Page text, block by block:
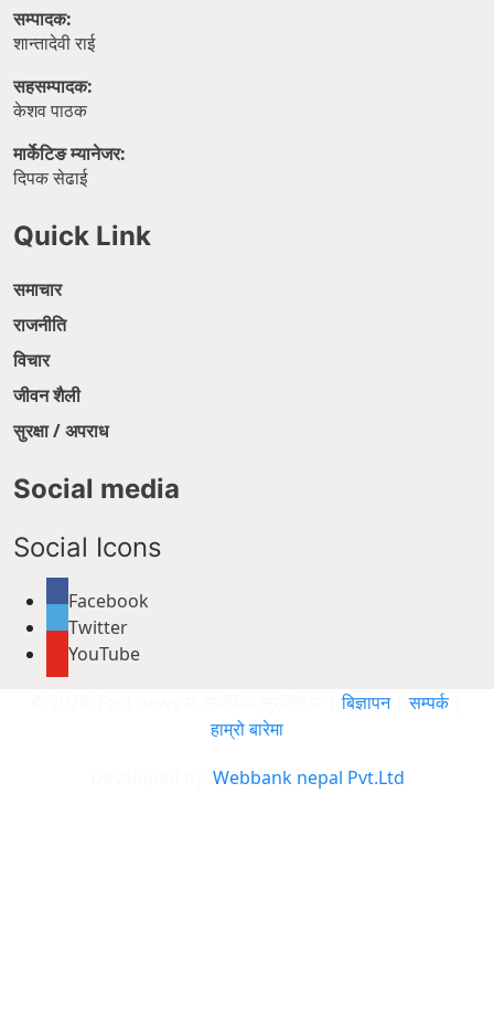
सम्पादक:
शान्तादेवी राई
सहसम्पादक:
केशव पाठक
मार्केटिङ म्यानेजर:
दिपक सेढाई
Quick Link
समाचार
राजनीति
विचार
जीवन शैली
सुरक्षा / अपराध
Social media
Social Icons
Facebook
Twitter
YouTube
© 2026: Fast news मा सर्वाधिक सुरक्षित छ ।बिज्ञापन|सम्पर्क
हाम्रो बारेमा
Webbank nepal Pvt.Ltd